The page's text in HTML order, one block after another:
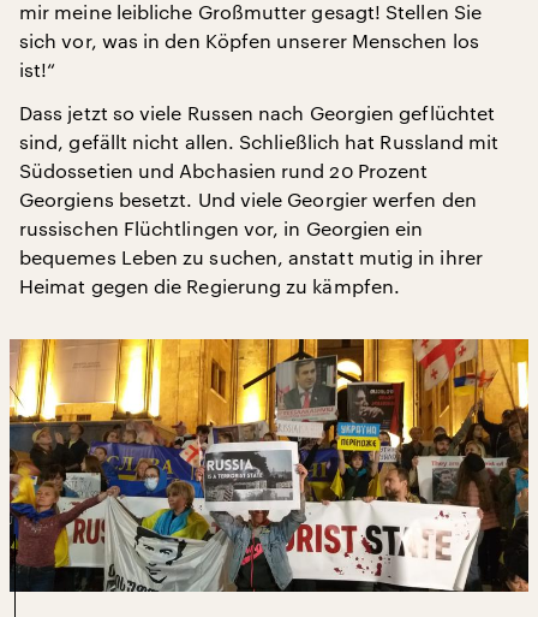
mir meine leibliche Großmutter gesagt! Stellen Sie
sich vor, was in den Köpfen unserer Menschen los
ist!“
Dass jetzt so viele Russen nach Georgien geflüchtet
sind, gefällt nicht allen. Schließlich hat Russland mit
Südossetien und Abchasien rund 20 Prozent
Georgiens besetzt. Und viele Georgier werfen den
russischen Flüchtlingen vor, in Georgien ein
bequemes Leben zu suchen, anstatt mutig in ihrer
Heimat gegen die Regierung zu kämpfen.